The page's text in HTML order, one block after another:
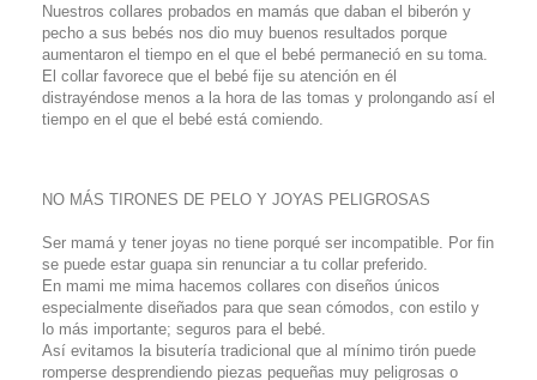
Nuestros collares probados en mamás que daban el biberón y
pecho a sus bebés nos dio muy buenos resultados porque
aumentaron el tiempo en el que el bebé permaneció en su toma.
El collar favorece que el bebé fije su atención en él
distrayéndose menos a la hora de las tomas y prolongando así el
tiempo en el que el bebé está comiendo.
NO MÁS TIRONES DE PELO Y JOYAS PELIGROSAS
Ser mamá y tener joyas no tiene porqué ser incompatible. Por fin
se puede estar guapa sin renunciar a tu collar preferido.
En mami me mima hacemos collares con diseños únicos
especialmente diseñados para que sean cómodos, con estilo y
lo más importante; seguros para el bebé.
Así evitamos la bisutería tradicional que al mínimo tirón puede
romperse desprendiendo piezas pequeñas muy peligrosas o